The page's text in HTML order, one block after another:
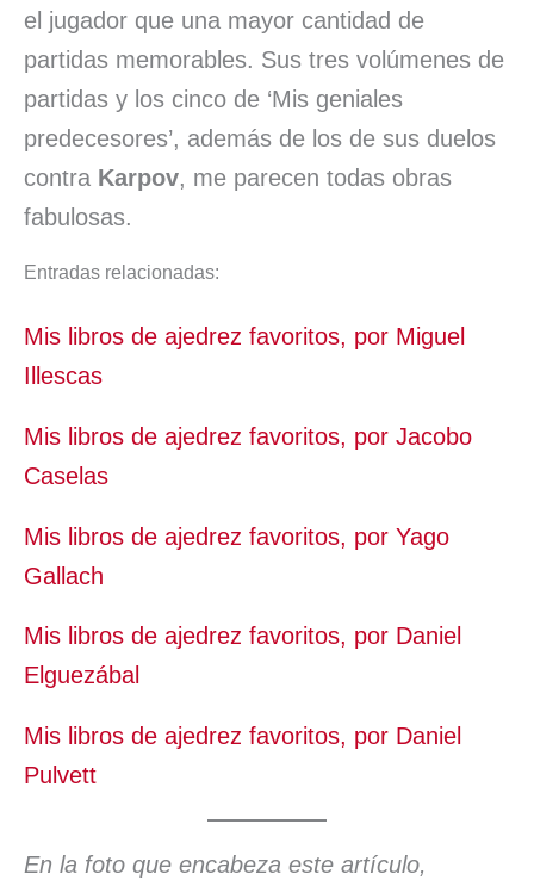
el jugador que una mayor cantidad de
partidas memorables. Sus tres volúmenes de
partidas y los cinco de ‘Mis geniales
predecesores’, además de los de sus duelos
contra Karpov, me parecen todas obras
fabulosas.
Entradas relacionadas:
Mis libros de ajedrez favoritos, por Miguel
Illescas
Mis libros de ajedrez favoritos, por Jacobo
Caselas
Mis libros de ajedrez favoritos, por Yago
Gallach
Mis libros de ajedrez favoritos, por Daniel
Elguezábal
Mis libros de ajedrez favoritos, por Daniel
Pulvett
En la foto que encabeza este artículo,